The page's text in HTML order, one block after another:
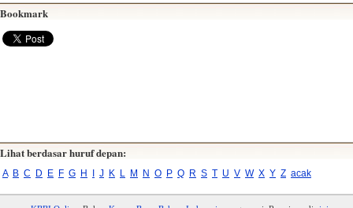
Bookmark
Lihat berdasar huruf depan:
A B C D E F G H I J K L M N O P Q R S T U V W X Y Z acak